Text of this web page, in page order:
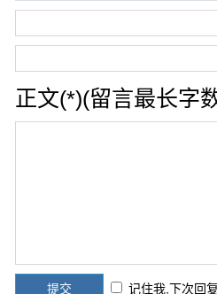
正文(*)(留言最长字
记住我,下次回